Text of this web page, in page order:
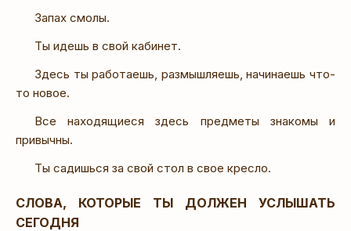
Запах смолы.
Ты идешь в свой кабинет.
Здесь ты работаешь, размышляешь, начинаешь что-
то новое.
Все находящиеся здесь предметы знакомы и
привычны.
Ты садишься за свой стол в свое кресло.
СЛОВА, КОТОРЫЕ ТЫ ДОЛЖЕН УСЛЫШАТЬ
СЕГОДНЯ